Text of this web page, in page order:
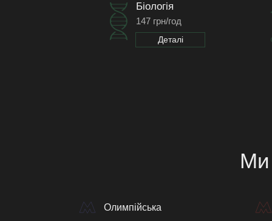
Біологія
Деталі
147 грн/год
Ми
Олимпійська